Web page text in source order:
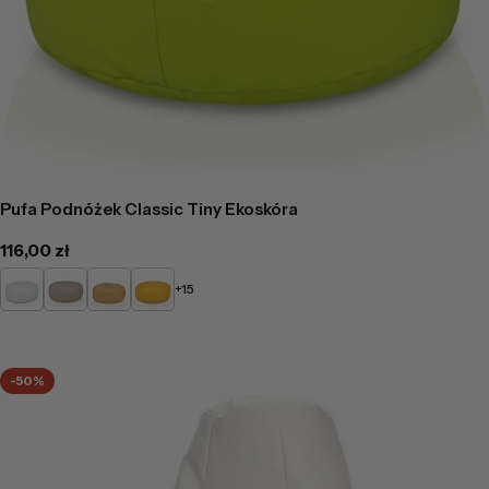
Pufa Podnóżek Classic Tiny Ekoskóra
Cena
regularna
116,00 zł
BeżowyŻółty Słoneczny
+15
-50%